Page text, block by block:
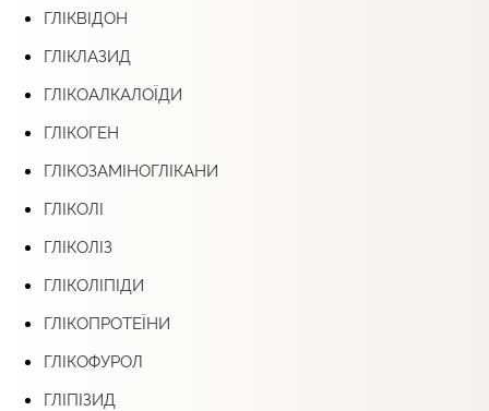
ГЛІКВІДОН
ГЛІКЛАЗИД
ГЛІКОАЛКАЛОЇДИ
ГЛІКОГЕН
ГЛІКОЗАМІНОГЛІКАНИ
ГЛІКОЛІ
ГЛІКОЛІЗ
ГЛІКОЛІПІДИ
ГЛІКОПРОТЕЇНИ
ГЛІКОФУРОЛ
ГЛІПІЗИД